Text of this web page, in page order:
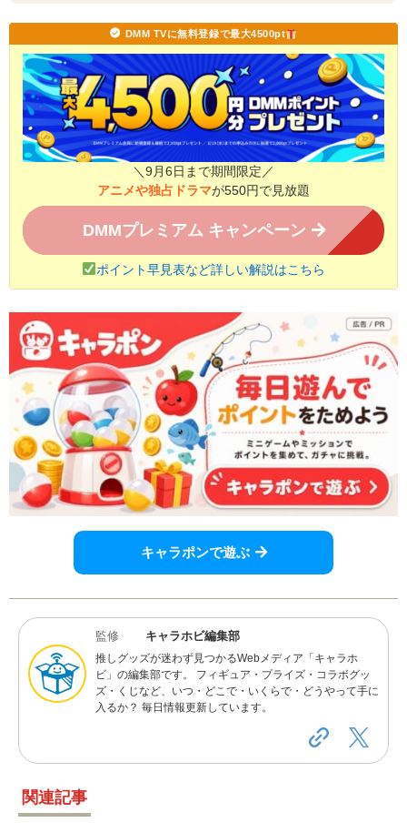
DMM TVに無料登録で最大4500pt
＼9月6日まで期間限定／
アニメや独占ドラマが550円で見放題
DMMプレミアム キャンペーン
ポイント早見表など詳しい解説はこちら
キャラポンで遊ぶ
監修 キャラホビ編集部
推しグッズが迷わず見つかるWebメディア「キャラホ
ビ」の編集部です。 フィギュア・プライズ・コラボグッ
ズ・くじなど、いつ・どこで・いくらで・どうやって手に
入るか？ 毎日情報更新しています。
関連記事